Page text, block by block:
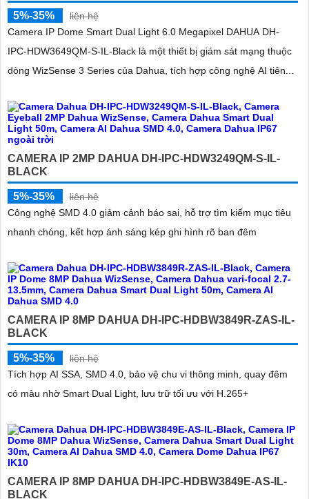
5%-35%
liên hệ
Camera IP Dome Smart Dual Light 6.0 Megapixel DAHUA DH-
IPC-HDW3649QM-S-IL-Black là một thiết bị giám sát mạng thuộc
dòng WizSense 3 Series của Dahua, tích hợp công nghệ AI tiên...
CAMERA IP 2MP DAHUA DH-IPC-HDW3249QM-S-IL-
BLACK
5%-35%
liên hệ
Công nghệ SMD 4.0 giảm cảnh báo sai, hỗ trợ tìm kiếm mục tiêu
nhanh chóng, kết hợp ánh sáng kép ghi hình rõ ban đêm
CAMERA IP 8MP DAHUA DH-IPC-HDBW3849R-ZAS-IL-
BLACK
5%-35%
liên hệ
Tích hợp AI SSA, SMD 4.0, bảo vệ chu vi thông minh, quay đêm
có màu nhờ Smart Dual Light, lưu trữ tối ưu với H.265+
CAMERA IP 8MP DAHUA DH-IPC-HDBW3849E-AS-IL-
BLACK